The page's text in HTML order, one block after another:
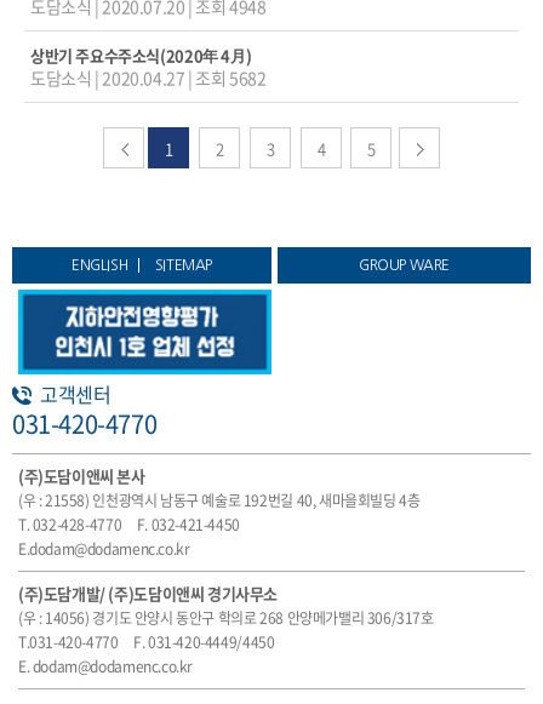
도담소식 | 2020.07.20 |조회 4948
상반기 주요수주소식(2020年 4月)
도담소식 | 2020.04.27 |조회 5682
1 2 3 4 5
ENGLISH SITEMAP GROUP WARE
고객센터
031-420-4770
(주)도담이앤씨 본사
(우 : 21558) 인천광역시 남동구 예술로 192번길 40, 새마을회빌딩 4층
T. 032-428-4770
F. 032-421-4450
E.dodam@dodamenc.co.kr
(주)도담개발/ (주)도담이앤씨 경기사무소
(우 : 14056) 경기도 안양시 동안구 학의로 268 안양메가밸리 306/317호
T.031-420-4770
F. 031-420-4449/4450
E. dodam@dodamenc.co.kr